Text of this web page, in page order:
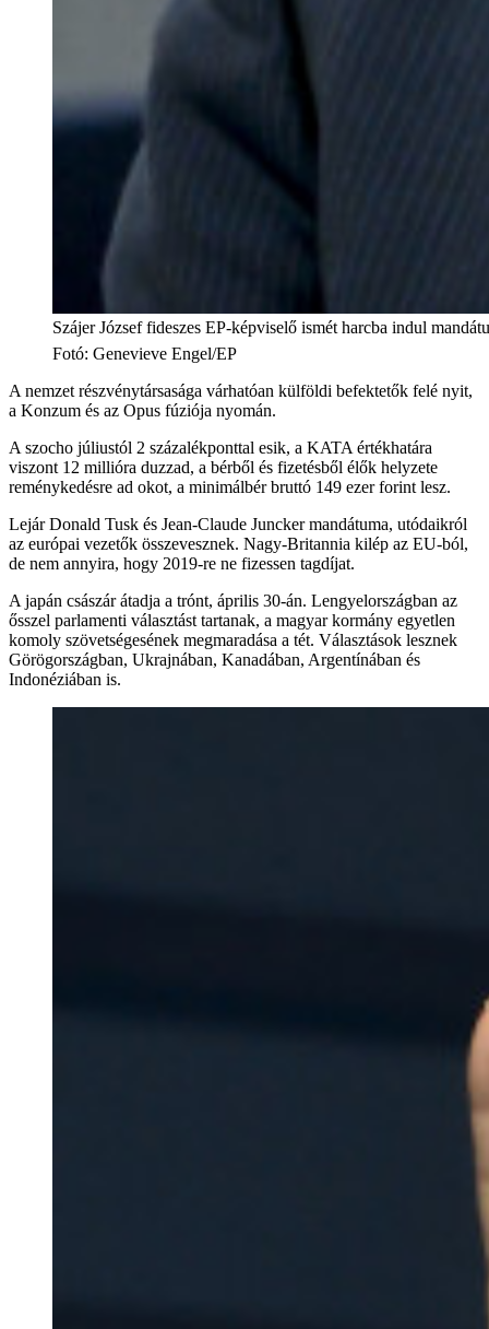
Szájer József fideszes EP-képviselő ismét harcba indul
Fotó: Genevieve Engel/EP
A nemzet részvénytársasága várhatóan külföldi befektetők felé nyit,
a Konzum és az Opus fúziója nyomán.
A szocho júliustól 2 százalékponttal esik, a KATA értékhatára
viszont 12 millióra duzzad, a bérből és fizetésből élők helyzete
reménykedésre ad okot, a minimálbér bruttó 149 ezer forint lesz.
Lejár Donald Tusk és Jean-Claude Juncker mandátuma, utódaikról
az európai vezetők összevesznek. Nagy-Britannia kilép az EU-ból,
de nem annyira, hogy 2019-re ne fizessen tagdíjat.
A japán császár átadja a trónt, április 30-án. Lengyelországban az
ősszel parlamenti választást tartanak, a magyar kormány egyetlen
komoly szövetségesének megmaradása a tét. Választások lesznek
Görögországban, Ukrajnában, Kanadában, Argentínában és
Indonéziában is.